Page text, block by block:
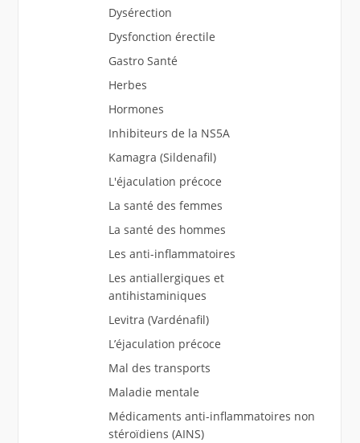
Dysérection
Dysfonction érectile
Gastro Santé
Herbes
Hormones
Inhibiteurs de la NS5A
Kamagra (Sildenafil)
L'éjaculation précoce
La santé des femmes
La santé des hommes
Les anti-inflammatoires
Les antiallergiques et
antihistaminiques
Levitra (Vardénafil)
L’éjaculation précoce
Mal des transports
Maladie mentale
Médicaments anti-inflammatoires non
stéroïdiens (AINS)